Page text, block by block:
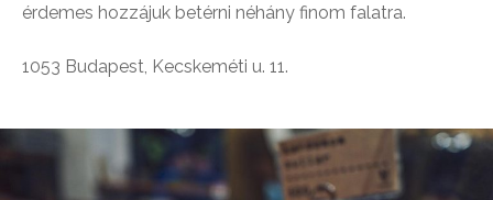
érdemes hozzájuk betérni néhány finom falatra.
1053 Budapest, Kecskeméti u. 11.